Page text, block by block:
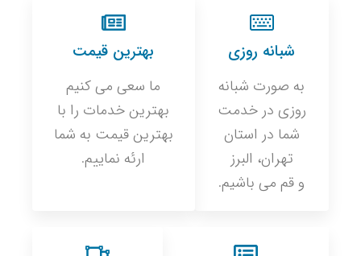
شبانه روزی
به صورت شبانه
روزی در خدمت
شما در استان
تهران، البرز
و قم می باشیم.
بهترین قیمت
ما سعی می کنیم
بهترین خدمات را با
بهترین قیمت به شما
ارئه نماییم.